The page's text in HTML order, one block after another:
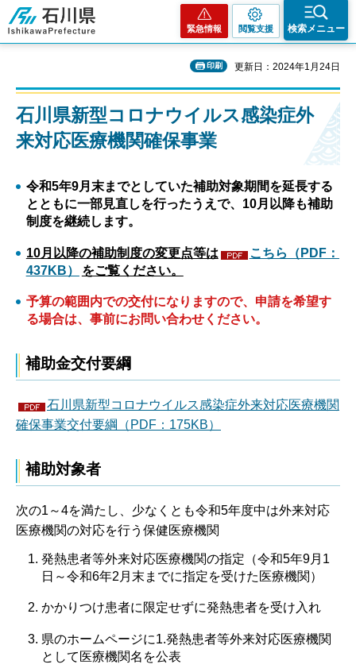
石川県
緊急情報 閲覧支援 検索メニュー
印刷 更新日：2024年1月24日
石川県新型コロナウイルス感染症外
来対応医療機関確保事業
令和5年9月末までとしていた補助対象期間を延長する
とともに一部見直しを行ったうえで、10月以降も補助
制度を継続します。
10月以降の補助制度の変更点等は
こちら（PDF：
437KB）
をご覧ください。
予算の範囲内での交付になりますので、申請を希望す
る場合は、事前にお問い合わせください。
補助金交付要綱
石川県新型コロナウイルス感染症外来対応医療機関
確保事業交付要綱（PDF：175KB）
補助対象者
次の1～4を満たし、少なくとも令和5年度中は外来対応
医療機関の対応を行う保健医療機関
発熱患者等外来対応医療機関の指定（令和5年9月1
日～令和6年2月末までに指定を受けた医療機関）
かかりつけ患者に限定せずに発熱患者を受け入れ
県のホームページに1.発熱患者等外来対応医療機関
として医療機関名を公表